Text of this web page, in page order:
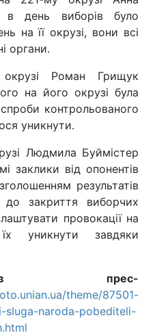
день виборів було
на її окрузі, вони всі
органи.
Роман Грищук
на його окрузі була
контрольованого
уникнути.
Людмила Буймістер
заклики від опонентів
результатів
до закриття виборчих
провокації на
уникнути завдяки
прес-
theme/87501-
sluga-naroda-pobediteli-